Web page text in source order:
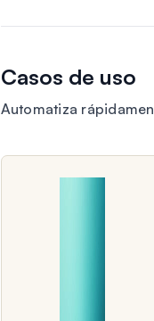
Casos de uso
Automatiza